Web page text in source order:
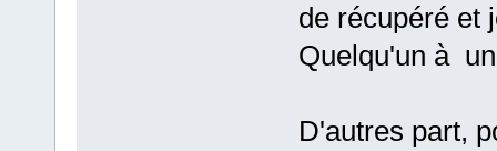
de récupéré et
Quelqu'un à
D'autres part,